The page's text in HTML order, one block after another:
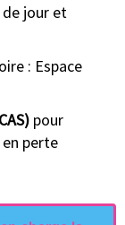
jour et
: Espace
pour
perte